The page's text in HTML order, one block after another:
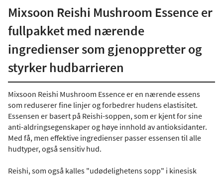
Mixsoon Reishi Mushroom Essence er
fullpakket med nærende
ingredienser som gjenoppretter og
styrker hudbarrieren
Mixsoon Reishi Mushroom Essence er en nærende essens
som reduserer fine linjer og forbedrer hudens elastisitet.
Essensen er basert på Reishi-soppen, som er kjent for sine
anti-aldringsegenskaper og høye innhold av antioksidanter.
Med få, men effektive ingredienser passer essensen til alle
hudtyper, også sensitiv hud.
Reishi, som også kalles "udødelighetens sopp" i kinesisk